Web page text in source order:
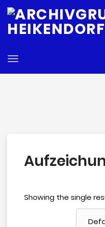
Toggle
Showing the single